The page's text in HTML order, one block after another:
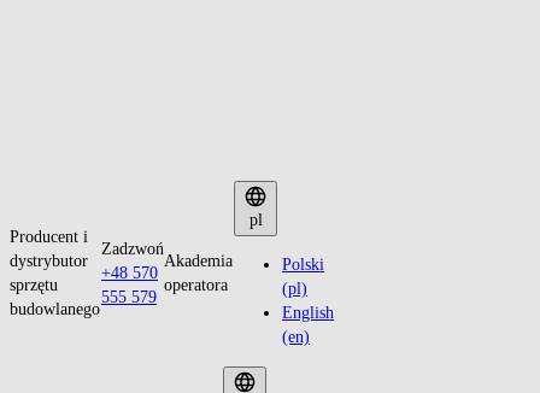
treści
Producent i
dystrybutor
sprzętu
budowlanego
Zadzwoń
+48 570
555 579
Akademia
operatora
pl
Polski
(pl)
English
(en)